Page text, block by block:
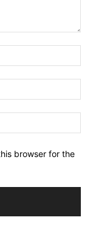
browser for the